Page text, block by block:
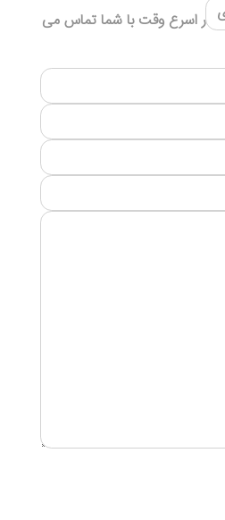
در اسرع وقت با شما تماس می